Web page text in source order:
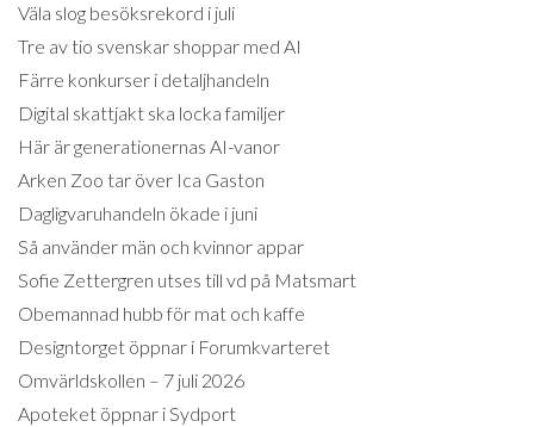
Väla slog besöksrekord i juli
Tre av tio svenskar shoppar med AI
Färre konkurser i detaljhandeln
Digital skattjakt ska locka familjer
Här är generationernas AI-vanor
Arken Zoo tar över Ica Gaston
Dagligvaruhandeln ökade i juni
Så använder män och kvinnor appar
Sofie Zettergren utses till vd på Matsmart
Obemannad hubb för mat och kaffe
Designtorget öppnar i Forumkvarteret
Omvärldskollen – 7 juli 2026
Apoteket öppnar i Sydport